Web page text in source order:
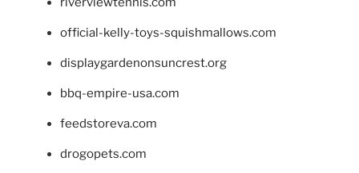
official-kelly-toys-squishmallows.com
displaygardenonsuncrest.org
bbq-empire-usa.com
feedstoreva.com
drogopets.com